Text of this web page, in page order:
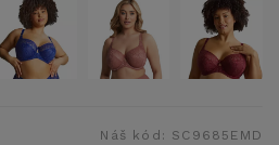
Náš kód: SC9685EMD